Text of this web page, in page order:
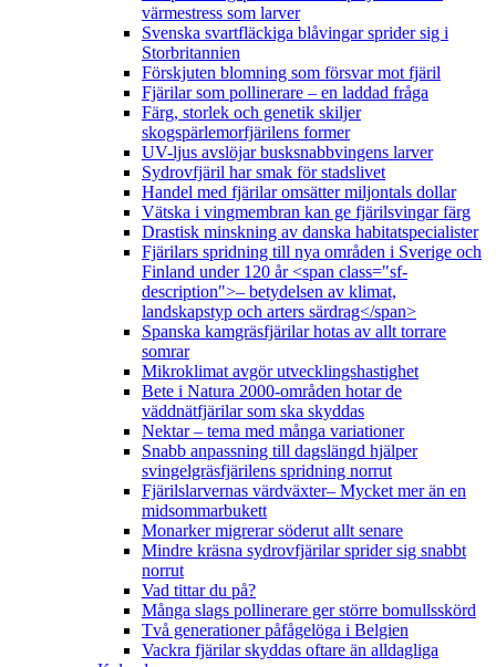
värmestress som larver
Svenska svartfläckiga blåvingar sprider sig i
Storbritannien
Förskjuten blomning som försvar mot fjäril
Fjärilar som pollinerare – en laddad fråga
Färg, storlek och genetik skiljer
skogspärlemorfjärilens former
UV-ljus avslöjar busksnabbvingens larver
Sydrovfjäril har smak för stadslivet
Handel med fjärilar omsätter miljontals dollar
Vätska i vingmembran kan ge fjärilsvingar färg
Drastisk minskning av danska habitatspecialister
Fjärilars spridning till nya områden i Sverige och
Finland under 120 år <span class="sf-
description">– betydelsen av klimat,
landskapstyp och arters särdrag</span>
Spanska kamgräsfjärilar hotas av allt torrare
somrar
Mikroklimat avgör utvecklingshastighet
Bete i Natura 2000-områden hotar de
väddnätfjärilar som ska skyddas
Nektar – tema med många variationer
Snabb anpassning till dagslängd hjälper
svingelgräsfjärilens spridning norrut
Fjärilslarvernas värdväxter– Mycket mer än en
midsommarbukett
Monarker migrerar söderut allt senare
Mindre kräsna sydrovfjärilar sprider sig snabbt
norrut
Vad tittar du på?
Många slags pollinerare ger större bomullsskörd
Två generationer påfågelöga i Belgien
Vackra fjärilar skyddas oftare än alldagliga